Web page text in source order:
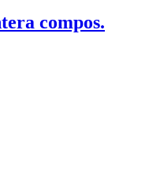
compos.